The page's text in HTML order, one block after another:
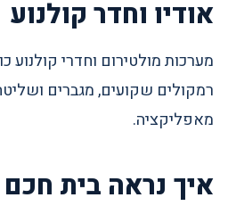
אודיו וחדר קולנוע
מערכות מולטירום וחדרי קולנוע
רמקולים שקועים, מגברים
מאפליקציה.
איך נראה בית חכם